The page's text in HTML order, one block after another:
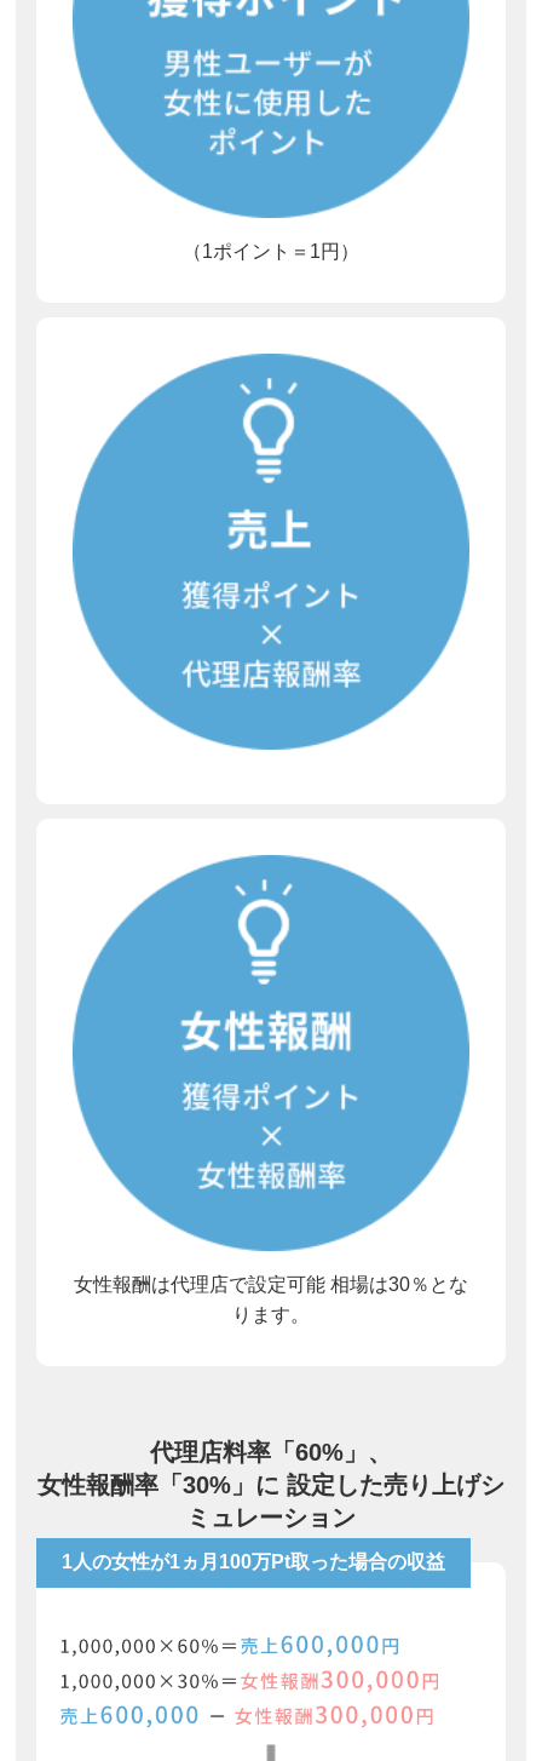
（1ポイント＝1円）
女性報酬は代理店で設定可能 相場は30％とな
ります。
代理店料率「60%」、
女性報酬率「30%」に 設定した売り上げシ
ミュレーション
1人の女性が1ヵ月100万Pt取った場合の収益